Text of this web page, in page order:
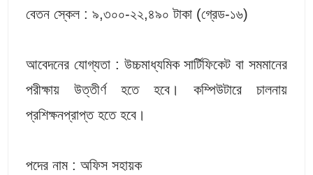
বেতন স্কেল : ৯,৩০০-২২,৪৯০ টাকা (গ্রেড-১৬)
আবেদনের যোগ্যতা : উচ্চমাধ্যমিক সার্টিফিকেট বা সমমানের
পরীক্ষায় উত্তীর্ণ হতে হবে। কম্পিউটারে চালনায়
প্রশিক্ষনপ্রাপ্ত হতে হবে।
পদের নাম : অফিস সহায়ক